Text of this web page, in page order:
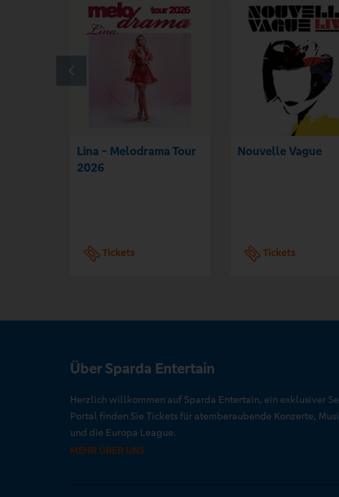
Lina - Melodrama Tour
2026
Tickets
Nouvelle Vague
Tickets
Über Sparda Entertain
Herzlich willkommen auf Sparda Entertain, ein exklusiver
Portal finden Sie Tickets für atemberaubende Konzerte,
und die Europa League.
MEHR ÜBER UNS